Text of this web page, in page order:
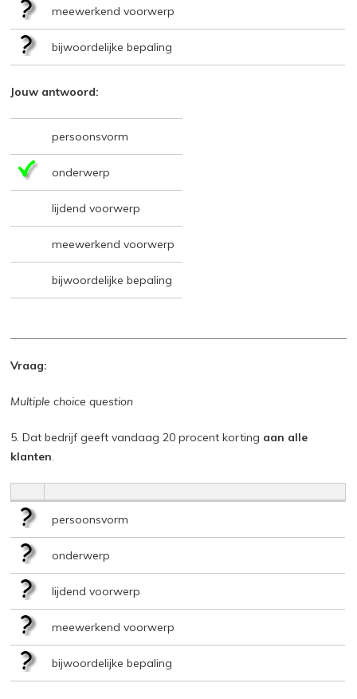
meewerkend voorwerp
bijwoordelijke bepaling
Jouw antwoord:
persoonsvorm
onderwerp
lijdend voorwerp
meewerkend voorwerp
bijwoordelijke bepaling
Vraag:
Multiple choice question
5. Dat bedrijf geeft vandaag 20 procent korting aan alle
klanten.
persoonsvorm
onderwerp
lijdend voorwerp
meewerkend voorwerp
bijwoordelijke bepaling